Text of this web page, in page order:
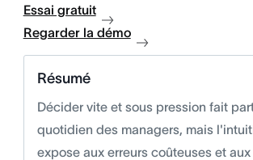
Essai gratuit
Regarder la démo
Résumé
Décider vite et sous pression fait
quotidien des managers, mais
expose aux erreurs coûteuses et